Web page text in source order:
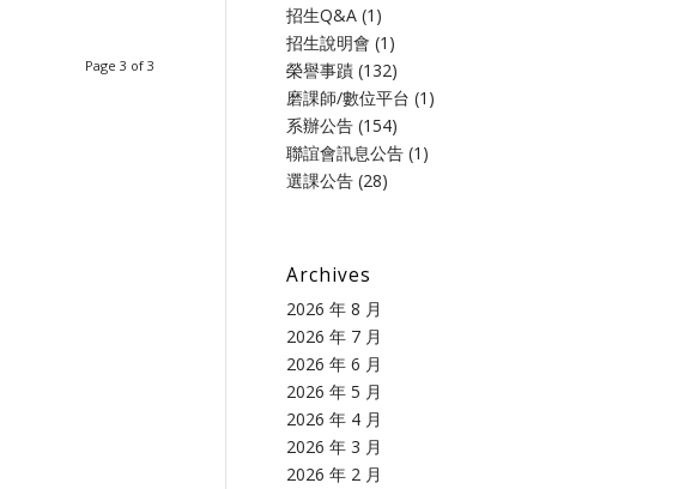
Page 3 of 3
招生Q&A (1)
招生說明會 (1)
榮譽事蹟 (132)
磨課師/數位平台 (1)
系辦公告 (154)
聯誼會訊息公告 (1)
選課公告 (28)
Archives
2026 年 8 月
2026 年 7 月
2026 年 6 月
2026 年 5 月
2026 年 4 月
2026 年 3 月
2026 年 2 月